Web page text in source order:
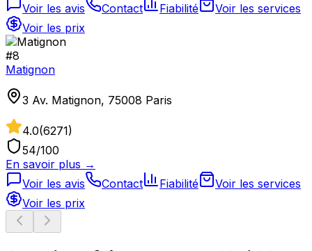
Voir les avis
Contact Fiabilité
Voir les services
Voir les prix
#8
Matignon
3 Av. Matignon, 75008 Paris
4.0(6271)
54/100
En savoir plus →
Voir les avis
Contact Fiabilité
Voir les services
Voir les prix